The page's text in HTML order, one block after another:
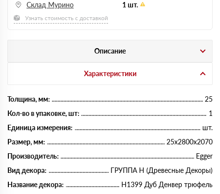
Склад Мурино
1 шт.
Узнать стоимость с доставкой
Описание
Характеристики
Толщина, мм:
25
Кол-во в упаковке, шт:
1
Единица измерения:
шт.
Размер, мм:
25х2800х2070
Производитель:
Egger
Вид декора:
ГРУППА Н (Древесные Декоры)
Название декора:
H1399 Дуб Денвер трюфель